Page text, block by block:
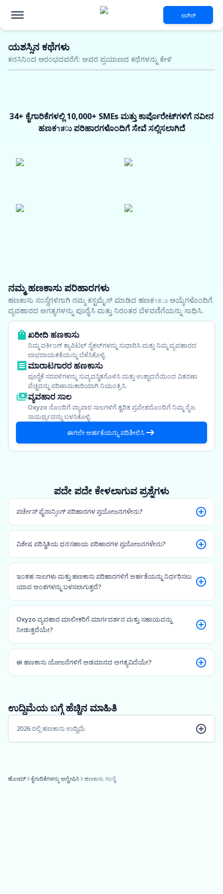
ಲಾಗಿನ್
ಹಣಕಾಸು ಸಂಸ್ಥೆಗಳುಗಾಗಿ ನವೀನ
ಹಣಕಾಸು ಪರಿಹಾರಗಳು
ಈಗಲೇ ಅರ್ಹತೆಯನ್ನು ಪರಿಶೀಲಿಸಿ
ಯಶಸ್ಸಿನ ಕಥೆಗಳು
ಕನಸಿನಿಂದ ಆರಂಭದವರೆಗೆ: ಅವರ ಪ್ರಯಾಣದ ಕಥೆಗಳನ್ನು ಕೇಳಿ
34+ ಕೈಗಾರಿಕೆಗಳಲ್ಲಿ 10,000+ SMEs ಮತ್ತು ಕಾರ್ಪೊರೇಟ್‌ಗಳಿಗೆ ನವೀನ
ಹಣಕาสು ಪರಿಹಾರಗಳೊಂದಿಗೆ ಸೇವೆ ಸಲ್ಲಿಸಲಾಗಿದೆ
ನಮ್ಮ ಹಣಕಾಸು ಪರಿಹಾರಗಳು
ಹಣಕಾಸು ಸಂಸ್ಥೆಗಳಿಗಾಗಿ ನಮ್ಮ ಕಸ್ಟಮೈಸ್ ಮಾಡಿದ ಹಣಕาสು ಆಯ್ಕೆಗಳೊಂದಿಗೆ
ವ್ಯವಹಾರದ ಅಗತ್ಯಗಳನ್ನು ಪೂರೈಸಿ ಮತ್ತು ನಿರಂತರ ಬೆಳವಣಿಗೆಯನ್ನು ಸಾಧಿಸಿ.
ಖರೀದಿ ಹಣಕಾಸು
ನಿಮ್ಮ ವರ್ಕಿಂಗ್ ಕ್ಯಾಪಿಟಲ್ ಸೈಕಲ್‌ಗಳನ್ನು ಸುಧಾರಿಸಿ ಮತ್ತು ನಿಮ್ಮ ವ್ಯವಹಾರದ
ಲಾಭದಾಯಕತೆಯನ್ನು ಬೆಳೆಸಿಕೊಳ್ಳಿ.
ಮಾರಾಟಗಾರರ ಹಣಕಾಸು
ಪೂರೈಕೆ ಸರಪಳಿಗಳನ್ನು ಸುವ್ಯವಸ್ಥಿತಗೊಳಿಸಿ ಮತ್ತು ಉತ್ಪಾದನೆಯಿಂದ ವಿತರಣಾ
ವೆಚ್ಚವನ್ನು ಪರಿಣಾಮಕಾರಿಯಾಗಿ ನಿಯಂತ್ರಿಸಿ.
ವ್ಯವಹಾರ ಸಾಲ
Oxyzo ನೊಂದಿಗೆ ವ್ಯಾಪಾರ ಸಾಲಗಳಿಗೆ ತ್ವರಿತ ಪ್ರವೇಶದೊಂದಿಗೆ ನಿಮ್ಮ ನೈಜ
ಸಾಮರ್ಥ್ಯವನ್ನು ಬಳಸಿಕೊಳ್ಳಿ.
ಈಗಲೇ ಅರ್ಹತೆಯನ್ನು ಪರಿಶೀಲಿಸಿ
ಪದೇ ಪದೇ ಕೇಳಲಾಗುವ ಪ್ರಶ್ನೆಗಳು
ಪರ್ಚೇಸ್ ಫೈನಾನ್ಸಿಂಗ್ ಪರಿಹಾರಗಳ ಪ್ರಯೋಜನಗಳೇನು?
ವಿಶೇಷ ಪರಿಸ್ಥಿತಿಯ ಧನಸಹಾಯ ಪರಿಹಾರಗಳ ಪ್ರಯೋಜನಗಳೇನು?
ಇಂತಹ ಸಾಲಗಳು ಮತ್ತು ಹಣಕಾಸು ಪರಿಹಾರಗಳಿಗೆ ಅರ್ಹತೆಯನ್ನು ನಿರ್ಧರಿಸಲು
ಯಾವ ಅಂಶಗಳನ್ನು ಬಳಸಲಾಗುತ್ತದೆ?
Oxyzo ವ್ಯವಹಾರ ಮಾಲೀಕರಿಗೆ ಮಾರ್ಗದರ್ಶನ ಮತ್ತು ಸಹಾಯವನ್ನು
ನೀಡುತ್ತದೆಯೇ?
ಈ ಹಣಕಾಸು ಯೋಜನೆಗಳಿಗೆ ಅಡಮಾನದ ಅಗತ್ಯವಿದೆಯೇ?
ಉದ್ದಿಮೆಯ ಬಗ್ಗೆ ಹೆಚ್ಚಿನ ಮಾಹಿತಿ
2026 ರಲ್ಲಿ ಹಣಕಾಸು ಉದ್ದಿಮೆ
ಹೋಮ್ ಕೈಗಾರಿಕೆಗಳನ್ನು ಅನ್ವೇಷಿಸಿ ಹಣಕಾಸು ಸಂಸ್ಥೆ